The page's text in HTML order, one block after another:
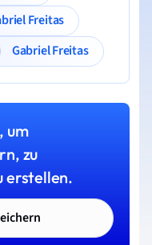
Freitas
Gabriel Freitas
um
zu
erstellen.